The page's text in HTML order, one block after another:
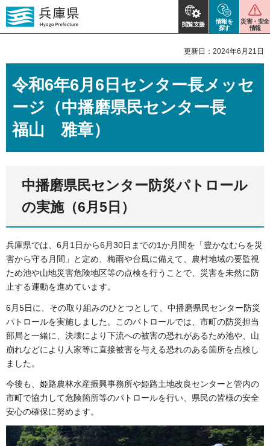
閲覧支援
情報を
探す
災害・安全
情報
更新日：2024年6月21日
令和6年6月6日センター長メッセ
ージ（中播磨県民センター長
福山 雅章）
中播磨県民センター防災パトロール
の実施（6月5日）
兵庫県では、6月1日から6月30日までの1か月間を「豊かなむらを災
害から守る月間」と定め、梅雨や台風に備えて、農村地域の要監視
ため池や山地災害危険地区等の点検を行うことで、災害を未然に防
止する運動を進めています。
6月5日に、その取り組みのひとつとして、中播磨県民センター防災
パトロールを実施しました。このパトロールでは、市町の防災担当
部局と一緒に、決壊により下流への被害の恐れがあるため池や、山
崩れなどにより人家等に直接被害を与える恐れのある箇所を点検し
ました。
今後も、姫路農林水産振興事務所や姫路土地改良センターと管内の
市町で協力して危険箇所等のパトロールを行い、県民の皆様の安全
安心の確保に努めます。